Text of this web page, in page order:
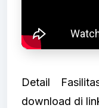
Detail
download di